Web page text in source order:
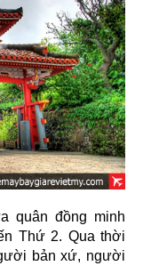
quân đồng minh
Thứ 2. Qua thời
bản xứ, người